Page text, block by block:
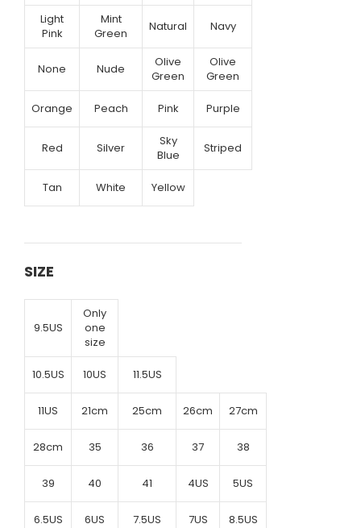
Light
Pink
Mint
Green
Natural Navy
None Nude
Olive
Green
Olive
Green
Orange Peach Pink Purple
Red Silver
Sky
Blue
Striped
Tan White Yellow
SIZE
9.5US
Only
one
size
10.5US 10US 11.5US
11US 21cm 25cm 26cm 27cm
28cm 35 36 37 38
39 40 41 4US 5US
6.5US 6US 7.5US 7US 8.5US